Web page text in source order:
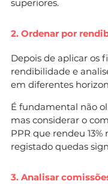
superiores.
2. Ordenar por
Depois de aplicar os
rendibilidade e
em diferentes
É fundamental não
mas considerar o
PPR que rendeu
registado quedas
3. Analisar